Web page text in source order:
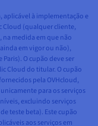
aplicável à implementação e
Cloud (qualquer cliente,
medida em que não
em vigor ou não),
O cupão deve ser
Cloud do titular. O cupão
pela OVHcloud,
para os serviços
excluindo serviços
teste beta). Este cupão
aos serviços em